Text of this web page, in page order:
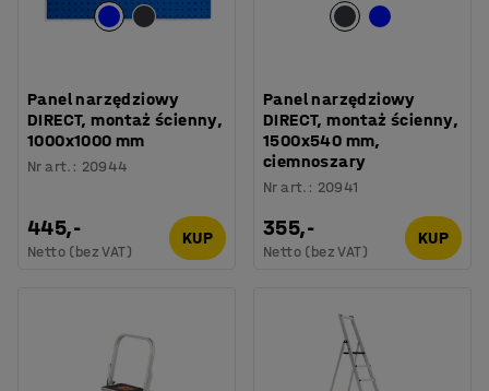
Panel narzędziowy
DIRECT, montaż ścienny,
1000x1000 mm
Nr art. : 20944
445,-
Netto (bez VAT)
KUP
Panel narzędziowy
DIRECT, montaż ścienny,
1500x540 mm,
ciemnoszary
Nr art. : 20941
355,-
Netto (bez VAT)
KUP